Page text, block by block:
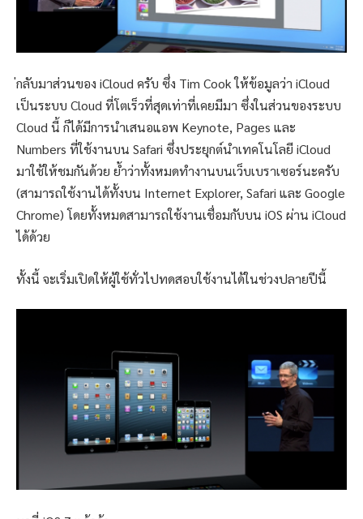
่กลับมาส่วนของ iCloud ครับ ซึ่ง Tim Cook ให้ข้อมูลว่า iCloud
เป็นระบบ Cloud ที่โตเร็วที่สุดเท่าที่เคยมีมา ซึ่งในส่วนของระบบ
Cloud นี้ ก็ได้มีการนำเสนอแอพ Keynote, Pages และ
Numbers ที่ใช้งานบน Safari ซึ่งประยุกต์นำเทคโนโลยี iCloud
มาใช้ให้ชมกันด้วย ย้ำว่าทั้งหมดทำงานบนเว็บเบราเซอร์นะครับ
(สามารถใช้งานได้ทั้งบน Internet Explorer, Safari และ Google
Chrome) โดยทั้งหมดสามารถใช้งานเชื่อมกับบน iOS ผ่าน iCloud
ได้ด้วย
ทั้งนี้ จะเริ่มเปิดให้ผู้ใช้ทั่วไปทดสอบใช้งานได้ในช่วงปลายปีนี้